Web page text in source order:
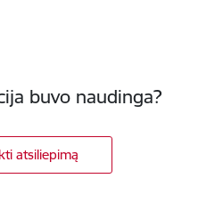
buvo naudinga?
atsiliepimą